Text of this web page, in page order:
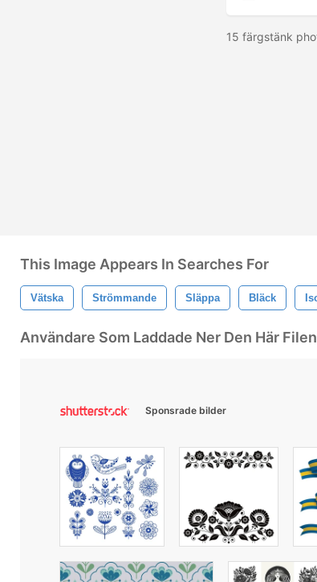
15 färgstänk
This Image Appears In Searches For
Vätska Strömmande Släppa Bläck
Användare Som Laddade Ner Den Här
Sponsrade bilder